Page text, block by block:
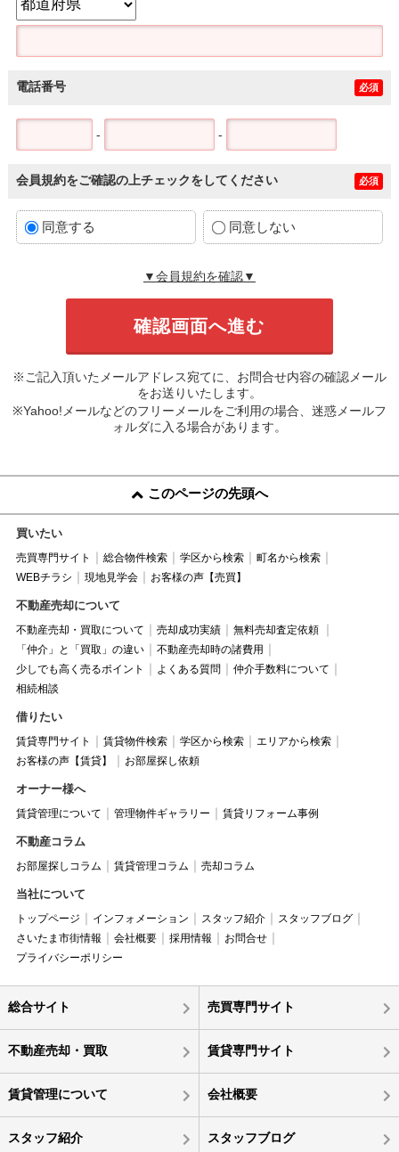
電話番号 必須
- -
会員規約をご確認の上チェックをしてください 必須
同意する 同意しない
▼会員規約を確認▼
※ご記入頂いたメールアドレス宛てに、お問合せ内容の確認メール
をお送りいたします。
※Yahoo!メールなどのフリーメールをご利用の場合、迷惑メールフ
ォルダに入る場合があります。
このページの先頭へ
買いたい
売買専門サイト 総合物件検索 学区から検索
町名から検索
WEBチラシ
現地見学会 お客様の声【売買】
不動産売却について
不動産売却・買取について 売却成功実績
無料売却査定依頼
「仲介」と「買取」の違い
不動産売却時の諸費用
少しでも高く売るポイント
よくある質問
仲介手数料について
相続相談
借りたい
賃貸専門サイト 賃貸物件検索 学区から検索
エリアから検索
お客様の声【賃貸】
お部屋探し依頼
オーナー様へ
賃貸管理について 管理物件ギャラリー 賃貸リフォーム事例
不動産コラム
お部屋探しコラム 賃貸管理コラム 売却コラム
当社について
トップページ インフォメーション スタッフ紹介
スタッフブログ
さいたま市街情報
会社概要 採用情報
お問合せ
プライバシーポリシー
総合サイト 売買専門サイト
不動産売却・買取 賃貸専門サイト
賃貸管理について 会社概要
スタッフ紹介 スタッフブログ